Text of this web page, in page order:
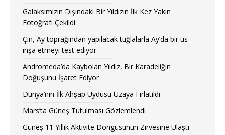
Galaksimizin Dışındaki Bir Yıldızın İlk Kez Yakın
Fotoğrafı Çekildi
Çin, Ay toprağından yapılacak tuğlalarla Ay’da bir üs
inşa etmeyi test ediyor
Andromeda’da Kaybolan Yıldız, Bir Karadeliğin
Doğuşunu İşaret Ediyor
Dünya’nın İlk Ahşap Uydusu Uzaya Fırlatıldı
Mars’ta Güneş Tutulması Gözlemlendi
Güneş 11 Yıllık Aktivite Döngüsünün Zirvesine Ulaştı